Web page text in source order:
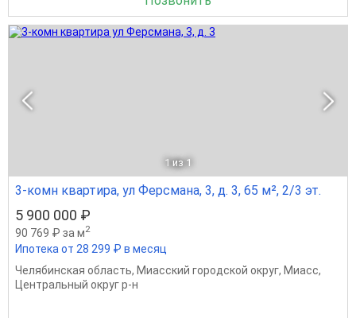
1 из 1
3-комн квартира, ул Ферсмана, 3, д. 3, 65 м², 2/3 эт.
5 900 000 ₽
90 769 ₽ за м2
Ипотека от 28 299 ₽ в месяц
Челябинская область, Миасский городской округ, Миасс,
Центральный округ р-н